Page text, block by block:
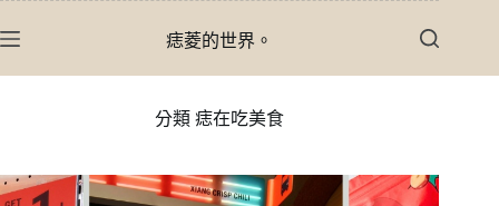
至
痣菱的世界。
分類 痣在吃美食